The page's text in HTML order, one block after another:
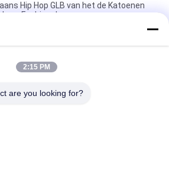
Hip Hop GLB van het de Katoenen
van Fashional
Geborduurde Snapback Hoeden van Bill
embroidery national flag special
2:15 PM
are you looking for?